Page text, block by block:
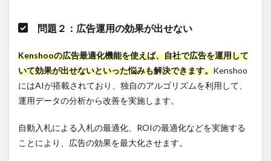
POINT
２：費
担にな
らない
か
3.2.3
３：運
用する
問題２：広告運用の効果が出せない
Kenshooの広告最適化機能を使えば、自社で広告を運用して
いて効果が出せないといった悩みも解決できます。Kenshoo
にはAIが搭載されており、独自のアルゴリズムを利用して、
運用データの分析から改善を実施します。
自動入札による入札の最適化、ROIの最適化などを実施する
ことにより、広告の効果を最大化させます。